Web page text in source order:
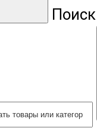
Поиск